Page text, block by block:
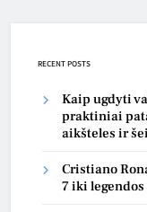
RECENT POSTS
Kaip ugdyti
praktiniai
aikšteles ir
Cristiano
7 iki